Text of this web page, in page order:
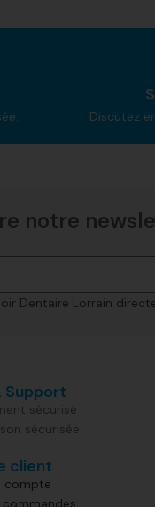
Discutez
notre
Dentaire Lorrain
Support
sécurisé
sécurisée
client
compte
commandes